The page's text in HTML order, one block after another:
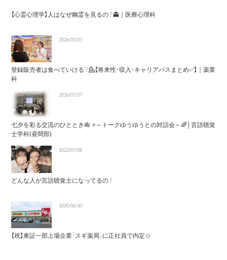
【心霊心理学】人はなぜ幽霊を見るの？👻｜医療心理科
2026/05/21
登録販売者は食べていける？💁【将来性・収入・キャリアパスまとめ✅】｜薬業
科
2026/07/27
七夕を彩る交流のひととき🎋 ⭐～トークゆうゆうとの対話会～🌈│言語聴覚
士学科(昼間部)
2022/07/08
どんな人が言語聴覚士になってるの？
2020/06/10
【祝】東証一部上場企業「スギ薬局」に正社員で内定☆